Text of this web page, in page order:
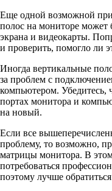
Еще одной возможной
полос на мониторе может
экрана и видеокарты.
и проверить, помогло ли
Иногда вертикальные
за проблем с
компьютером. Убедитесь,
портах монитора и
на новый.
Если все
проблему, то возможно,
матрицы монитора. В
потребоваться
поэтому лучше